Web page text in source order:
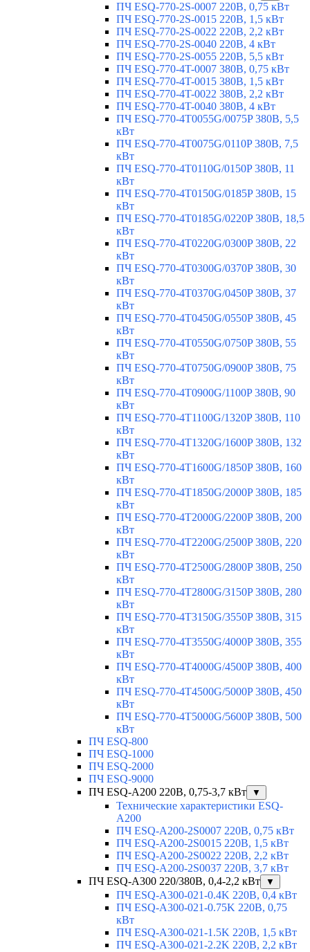
ПЧ ESQ-770-2S-0007 220В, 0,75 кВт
ПЧ ESQ-770-2S-0015 220В, 1,5 кВт
ПЧ ESQ-770-2S-0022 220В, 2,2 кВт
ПЧ ESQ-770-2S-0040 220В, 4 кВт
ПЧ ESQ-770-2S-0055 220В, 5,5 кВт
ПЧ ESQ-770-4T-0007 380В, 0,75 кВт
ПЧ ESQ-770-4T-0015 380В, 1,5 кВт
ПЧ ESQ-770-4T-0022 380В, 2,2 кВт
ПЧ ESQ-770-4T-0040 380В, 4 кВт
ПЧ ESQ-770-4T0055G/0075P 380В, 5,5
кВт
ПЧ ESQ-770-4T0075G/0110P 380В, 7,5
кВт
ПЧ ESQ-770-4T0110G/0150P 380В, 11
кВт
ПЧ ESQ-770-4T0150G/0185P 380В, 15
кВт
ПЧ ESQ-770-4T0185G/0220P 380В, 18,5
кВт
ПЧ ESQ-770-4T0220G/0300P 380В, 22
кВт
ПЧ ESQ-770-4T0300G/0370P 380В, 30
кВт
ПЧ ESQ-770-4T0370G/0450P 380В, 37
кВт
ПЧ ESQ-770-4T0450G/0550P 380В, 45
кВт
ПЧ ESQ-770-4T0550G/0750P 380В, 55
кВт
ПЧ ESQ-770-4T0750G/0900P 380В, 75
кВт
ПЧ ESQ-770-4T0900G/1100P 380В, 90
кВт
ПЧ ESQ-770-4T1100G/1320P 380В, 110
кВт
ПЧ ESQ-770-4T1320G/1600P 380В, 132
кВт
ПЧ ESQ-770-4T1600G/1850P 380В, 160
кВт
ПЧ ESQ-770-4T1850G/2000P 380В, 185
кВт
ПЧ ESQ-770-4T2000G/2200P 380В, 200
кВт
ПЧ ESQ-770-4T2200G/2500P 380В, 220
кВт
ПЧ ESQ-770-4T2500G/2800P 380В, 250
кВт
ПЧ ESQ-770-4T2800G/3150P 380В, 280
кВт
ПЧ ESQ-770-4T3150G/3550P 380В, 315
кВт
ПЧ ESQ-770-4T3550G/4000P 380В, 355
кВт
ПЧ ESQ-770-4T4000G/4500P 380В, 400
кВт
ПЧ ESQ-770-4T4500G/5000P 380В, 450
кВт
ПЧ ESQ-770-4T5000G/5600P 380В, 500
кВт
ПЧ ESQ-800
ПЧ ESQ-1000
ПЧ ESQ-2000
ПЧ ESQ-9000
ПЧ ESQ-A200 220В, 0,75-3,7 кВт
▼
Технические характеристики ESQ-
A200
ПЧ ESQ-A200-2S0007 220В, 0,75 кВт
ПЧ ESQ-A200-2S0015 220В, 1,5 кВт
ПЧ ESQ-A200-2S0022 220В, 2,2 кВт
ПЧ ESQ-A200-2S0037 220В, 3,7 кВт
ПЧ ESQ-A300 220/380В, 0,4-2,2 кВт
▼
ПЧ ESQ-A300-021-0.4K 220В, 0,4 кВт
ПЧ ESQ-A300-021-0.75K 220В, 0,75
кВт
ПЧ ESQ-A300-021-1.5K 220В, 1,5 кВт
ПЧ ESQ-A300-021-2.2K 220В, 2,2 кВт